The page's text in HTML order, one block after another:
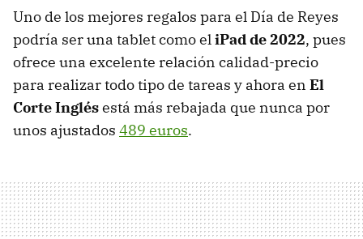
Uno de los mejores regalos para el Día de Reyes
podría ser una tablet como eliPad de 2022, pues
ofrece una excelente relación calidad-precio
para realizar todo tipo de tareas y ahora en El
Corte Inglésestá más rebajada que nunca por
unos ajustados 489 euros.